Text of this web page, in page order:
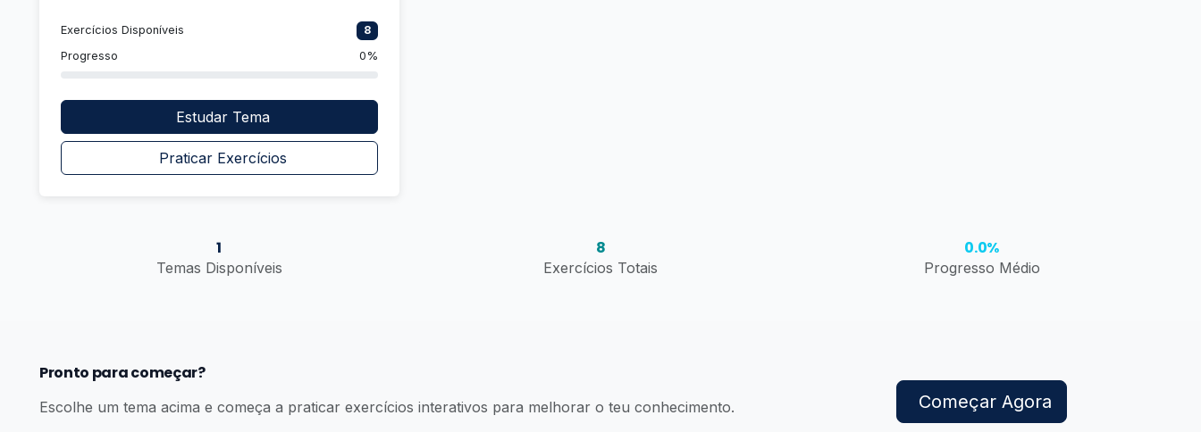
Exercícios Disponíveis
8
Progresso
0%
Estudar Tema
Praticar Exercícios
1
Temas Disponíveis
8
Exercícios Totais
0.0%
Progresso Médio
Pronto para começar?
Escolhe um tema acima e começa a praticar exercícios interativos para melhorar o teu conhecimento. Começar Agora